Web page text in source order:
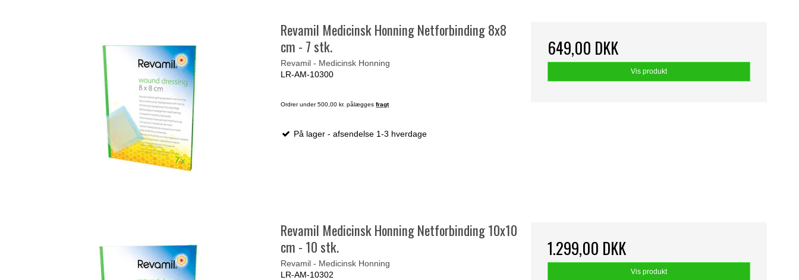
Revamil Medicinsk Honning Netforbinding 8x8
cm - 7 stk.
Revamil - Medicinsk Honning
LR-AM-10300
Ordrer under 500,00 kr. pålæggesfragt
På lager - afsendelse 1-3 hverdage
649,00 DKK
Vis produkt
Revamil Medicinsk Honning Netforbinding 10x10
cm - 10 stk.
Revamil - Medicinsk Honning
LR-AM-10302
1.299,00 DKK
Vis produkt